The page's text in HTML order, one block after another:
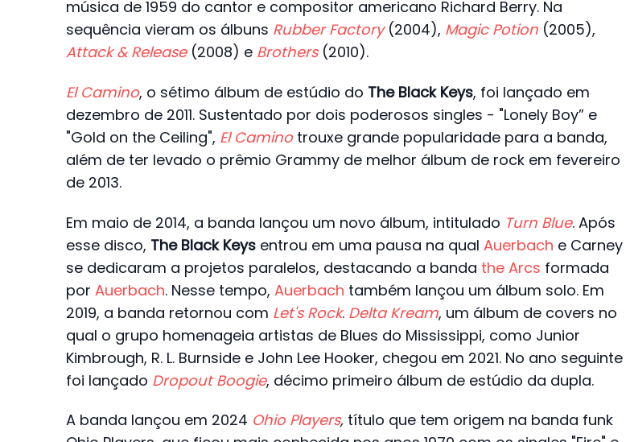
música de 1959 do cantor e compositor americano Richard Berry. Na
sequência vieram os álbuns Rubber Factory(2004), Magic Potion (2005),
Attack & Release(2008) e Brothers(2010).
El Camino, o sétimo álbum de estúdio do The Black Keys, foi lançado em
dezembro de 2011. Sustentado por dois poderosos singles - "Lonely Boy” e
"Gold on the Ceiling", El Caminotrouxe grande popularidade para a banda,
além de ter levado o prêmio Grammy de melhor álbum de rock em fevereiro
de 2013.
Em maio de 2014, a banda lançou um novo álbum, intitulado Turn Blue. Após
esse disco, The Black Keys entrou em uma pausa na qual Auerbach e Carney
se dedicaram a projetos paralelos, destacando a banda the Arcs formada
por Auerbach. Nesse tempo, Auerbach também lançou um álbum solo. Em
2019, a banda retornou com Let's Rock. Delta Kream, um álbum de covers no
qual o grupo homenageia artistas de Blues do Mississippi, como Junior
Kimbrough, R. L. Burnside e John Lee Hooker, chegou em 2021. No ano seguinte
foi lançado Dropout Boogie, décimo primeiro álbum de estúdio da dupla.
A banda lançou em 2024 Ohio Players, título que tem origem na banda funk